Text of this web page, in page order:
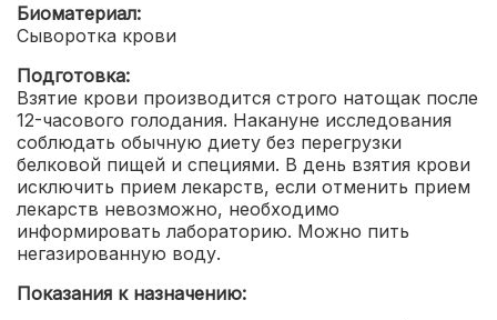
Биоматериал:
Сыворотка крови
Подготовка:
Взятие крови производится строго натощак после
12-часового голодания. Накануне исследования
соблюдать обычную диету без перегрузки
белковой пищей и специями. В день взятия крови
исключить прием лекарств, если отменить прием
лекарств невозможно, необходимо
информировать лабораторию. Можно пить
негазированную воду.
Показания к назначению: